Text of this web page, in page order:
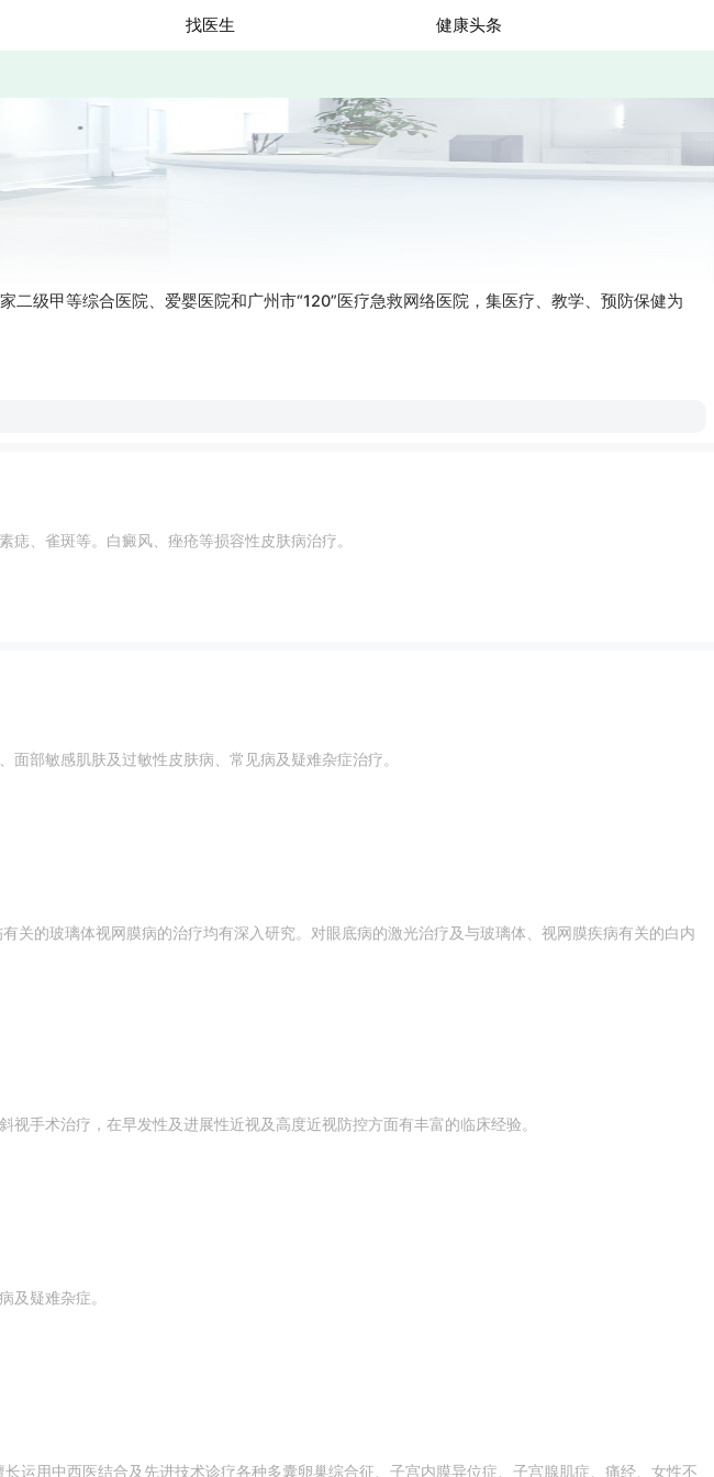
找医生 健康头条
级甲等综合医院、爱婴医院和广州市“120”医疗急救网络医院，集医疗、教学、预防保健为
、雀斑等。白癜风、痤疮等损容性皮肤病治疗。
部敏感肌肤及过敏性皮肤病、常见病及疑难杂症治疗。
的玻璃体视网膜病的治疗均有深入研究。对眼底病的激光治疗及与玻璃体、视网膜疾病有关的白内
手术治疗，在早发性及进展性近视及高度近视防控方面有丰富的临床经验。
及疑难杂症。
运用中西医结合及先进技术诊疗各种多囊卵巢综合征、子宫内膜异位症、子宫腺肌症、痛经、女性不